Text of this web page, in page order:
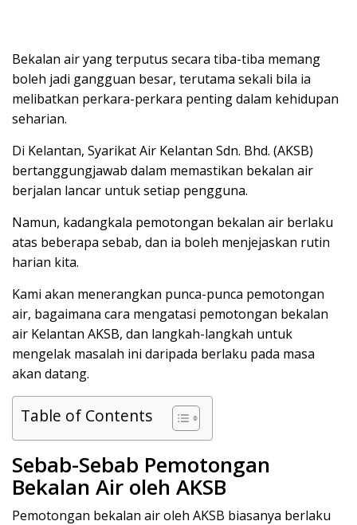
Bekalan air yang terputus secara tiba-tiba memang
boleh jadi gangguan besar, terutama sekali bila ia
melibatkan perkara-perkara penting dalam kehidupan
seharian.
Di Kelantan, Syarikat Air Kelantan Sdn. Bhd. (AKSB)
bertanggungjawab dalam memastikan bekalan air
berjalan lancar untuk setiap pengguna.
Namun, kadangkala pemotongan bekalan air berlaku
atas beberapa sebab, dan ia boleh menjejaskan rutin
harian kita.
Kami akan menerangkan punca-punca pemotongan
air, bagaimana cara mengatasi pemotongan bekalan
air Kelantan AKSB, dan langkah-langkah untuk
mengelak masalah ini daripada berlaku pada masa
akan datang.
Table of Contents
Sebab-Sebab Pemotongan
Bekalan Air oleh AKSB
Pemotongan bekalan air oleh AKSB biasanya berlaku